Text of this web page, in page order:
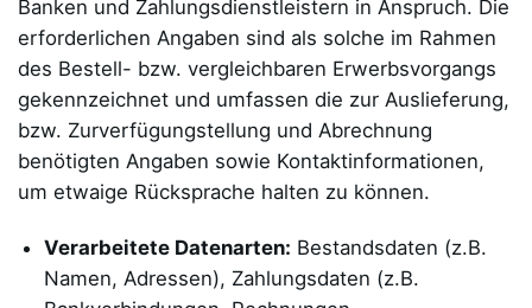
Banken und Zahlungsdienstleistern in Anspruch. Die
erforderlichen Angaben sind als solche im Rahmen
des Bestell- bzw. vergleichbaren Erwerbsvorgangs
gekennzeichnet und umfassen die zur Auslieferung,
bzw. Zurverfügungstellung und Abrechnung
benötigten Angaben sowie Kontaktinformationen,
um etwaige Rücksprache halten zu können.
Verarbeitete Datenarten: Bestandsdaten (z.B.
Namen, Adressen), Zahlungsdaten (z.B.